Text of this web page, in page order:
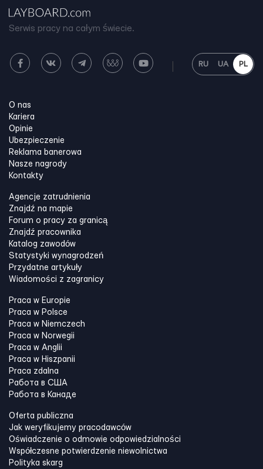
Serwis pracy na całym świecie.
RU UA PL
O nas
Kariera
Opinie
Ubezpieczenie
Reklama banerowa
Nasze nagrody
Kontakty
Agencje zatrudnienia
Znajdź na mapie
Forum o pracy za granicą
Znajdź pracownika
Katalog zawodów
Statystyki wynagrodzeń
Przydatne artykuły
Wiadomości z zagranicy
Praca w Europie
Praca w Polsce
Praca w Niemczech
Praca w Norwegii
Praca w Anglii
Praca w Hiszpanii
Praca zdalna
Работа в США
Работа в Канадe
Oferta publiczna
Jak weryfikujemy pracodawców
Oświadczenie o odmowie odpowiedzialności
Współczesne potwierdzenie niewolnictwa
Polityka skarg